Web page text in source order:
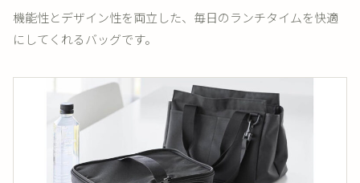
機能性とデザイン性を両立した、毎日のランチタイムを快適
にしてくれるバッグです。